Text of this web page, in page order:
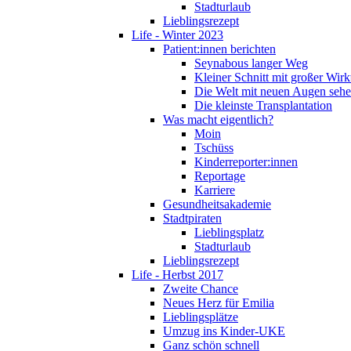
Stadturlaub
Lieblingsrezept
Life - Winter 2023
Patient:innen berichten
Seynabous langer Weg
Kleiner Schnitt mit großer
Die Welt mit neuen Augen
Die kleinste Transplantation
Was macht eigentlich?
Moin
Tschüss
Kinderreporter:innen
Reportage
Karriere
Gesundheitsakademie
Stadtpiraten
Lieblingsplatz
Stadturlaub
Lieblingsrezept
Life - Herbst 2017
Zweite Chance
Neues Herz für Emilia
Lieblingsplätze
Umzug ins Kinder-UKE
Ganz schön schnell